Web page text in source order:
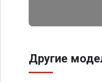
Другие